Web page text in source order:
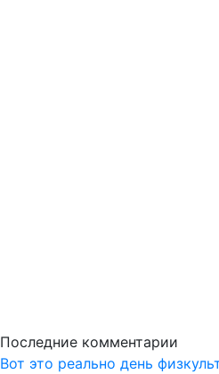
Последние комментарии
Вот это реально день